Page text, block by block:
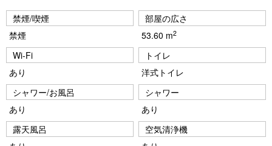
禁煙/喫煙
禁煙
部屋の広さ
53.60 m2
Wi-Fi
あり
トイレ
洋式トイレ
シャワー/お風呂
あり
シャワー
あり
露天風呂
空気清浄機